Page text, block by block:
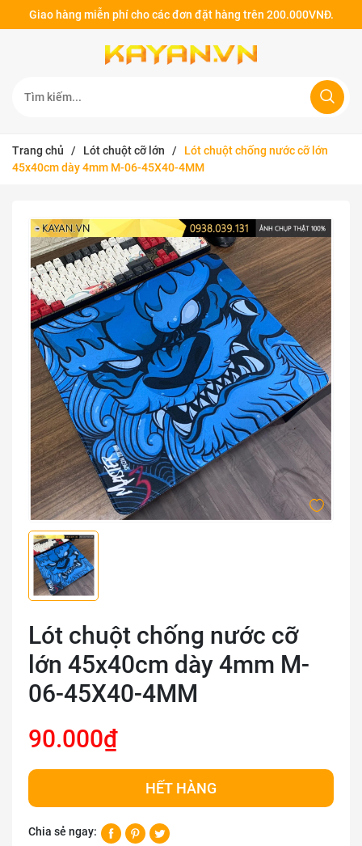
Giao hàng miễn phí cho các đơn đặt hàng trên 200.000VNĐ.
Trang chủ / Lót chuột cỡ lớn /
Lót chuột chống nước cỡ lớn
45x40cm dày 4mm M-06-45X40-4MM
Lót chuột chống nước cỡ
lớn 45x40cm dày 4mm M-
06-45X40-4MM
90.000₫
HẾT HÀNG
Chia sẻ ngay: